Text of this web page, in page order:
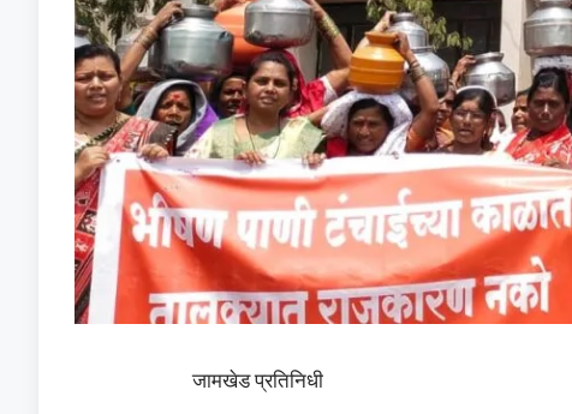
जामखेड प्रतिनिधी